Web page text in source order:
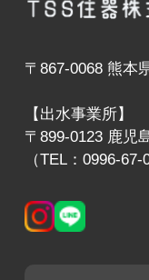
〒867-0068 熊本
【出水事業所】
〒899-0123 鹿児
（TEL：0996-67-